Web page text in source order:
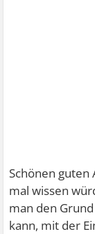
Schönen guten
mal wissen
man den
kann, mit der